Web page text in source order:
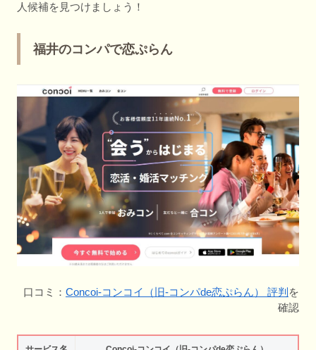
人候補を見つけましょう！
福井のコンパで恋ぷらん
口コミ： Concoi-コンコイ（旧-コンパde恋ぷらん） 評判 を
確認